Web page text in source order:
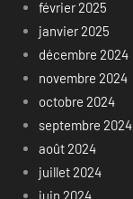
février 2025
janvier 2025
décembre 2024
novembre 2024
octobre 2024
septembre 2024
août 2024
juillet 2024
juin 2024